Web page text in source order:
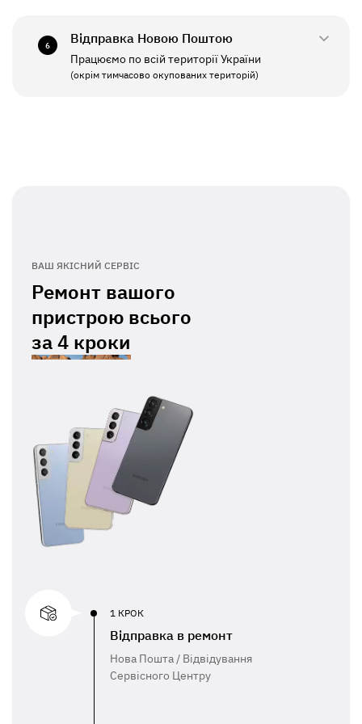
ПН - ПТ
СБ - НД
11:00 - 19:00
6 Відправка Новою Поштою
Працюємо по всій території України
(окрім тимчасово окупованих територій)
ВАШ ЯКІСНИЙ СЕРВІС
Ремонт вашого
пристрою всього
за4 кроки
1 КРОК
Відправка в ремонт
Нова Пошта / Відвідування
Сервісного Центру